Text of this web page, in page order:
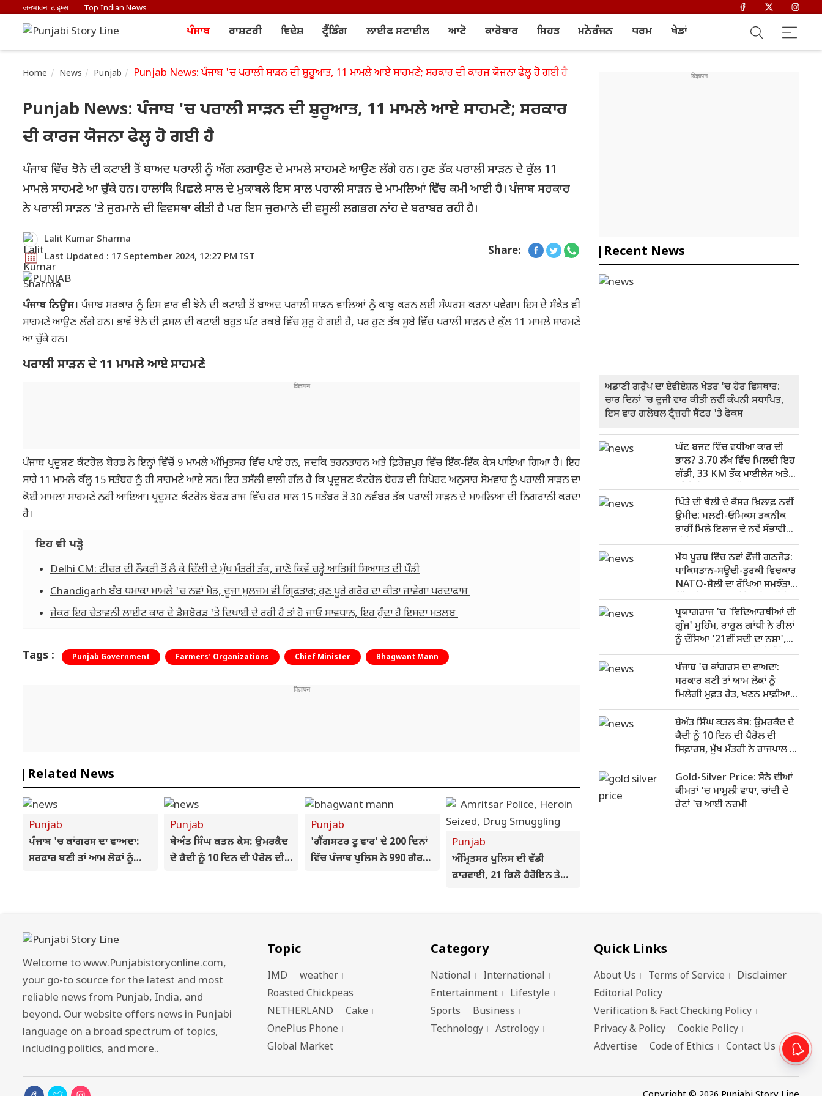
जनभावना टाइम्स Top Indian News
ਪੰਜਾਬ ਰਾਸ਼ਟਰੀ ਵਿਦੇਸ਼ ਟ੍ਰੈਂਡਿੰਗ ਲਾਈਫ ਸਟਾਈਲ ਆਟੋ ਕਾਰੋਬਾਰ ਸਿਹਤ ਮਨੋਰੰਜਨ ਧਰਮ ਖੇਡਾਂ
Home News Punjab Punjab News: ਪੰਜਾਬ 'ਚ ਪਰਾਲੀ ਸਾੜਨ ਦੀ ਸ਼ੁਰੂਆਤ, 11 ਮਾਮਲੇ ਆਏ ਸਾਹਮਣੇ; ਸਰਕਾਰ ਦੀ ਕਾਰਜ ਯੋਜਨਾ ਫੇਲ੍ਹ ਹੋ ਗਈ ਹੈ
Punjab News: ਪੰਜਾਬ 'ਚ ਪਰਾਲੀ ਸਾੜਨ ਦੀ ਸ਼ੁਰੂਆਤ, 11 ਮਾਮਲੇ ਆਏ ਸਾਹਮਣੇ; ਸਰਕਾਰ
ਦੀ ਕਾਰਜ ਯੋਜਨਾ ਫੇਲ੍ਹ ਹੋ ਗਈ ਹੈ
ਪੰਜਾਬ ਵਿੱਚ ਝੋਨੇ ਦੀ ਕਟਾਈ ਤੋਂ ਬਾਅਦ ਪਰਾਲੀ ਨੂੰ ਅੱਗ ਲਗਾਉਣ ਦੇ ਮਾਮਲੇ ਸਾਹਮਣੇ ਆਉਣ ਲੱਗੇ ਹਨ। ਹੁਣ ਤੱਕ ਪਰਾਲੀ ਸਾੜਨ ਦੇ ਕੁੱਲ 11
ਮਾਮਲੇ ਸਾਹਮਣੇ ਆ ਚੁੱਕੇ ਹਨ। ਹਾਲਾਂਕਿ ਪਿਛਲੇ ਸਾਲ ਦੇ ਮੁਕਾਬਲੇ ਇਸ ਸਾਲ ਪਰਾਲੀ ਸਾੜਨ ਦੇ ਮਾਮਲਿਆਂ ਵਿੱਚ ਕਮੀ ਆਈ ਹੈ। ਪੰਜਾਬ ਸਰਕਾਰ
ਨੇ ਪਰਾਲੀ ਸਾੜਨ 'ਤੇ ਜੁਰਮਾਨੇ ਦੀ ਵਿਵਸਥਾ ਕੀਤੀ ਹੈ ਪਰ ਇਸ ਜੁਰਮਾਨੇ ਦੀ ਵਸੂਲੀ ਲਗਭਗ ਨਾਂਹ ਦੇ ਬਰਾਬਰ ਰਹੀ ਹੈ।
Lalit Kumar Sharma
Last Updated : 17 September 2024, 12:27 PM IST
Share:
ਪੰਜਾਬ ਨਿਊਜ। ਪੰਜਾਬ ਸਰਕਾਰ ਨੂੰ ਇਸ ਵਾਰ ਵੀ ਝੋਨੇ ਦੀ ਕਟਾਈ ਤੋਂ ਬਾਅਦ ਪਰਾਲੀ ਸਾੜਨ ਵਾਲਿਆਂ ਨੂੰ ਕਾਬੂ ਕਰਨ ਲਈ ਸੰਘਰਸ਼ ਕਰਨਾ ਪਵੇਗਾ। ਇਸ ਦੇ ਸੰਕੇਤ ਵੀ
ਸਾਹਮਣੇ ਆਉਣ ਲੱਗੇ ਹਨ। ਭਾਵੇਂ ਝੋਨੇ ਦੀ ਫ਼ਸਲ ਦੀ ਕਟਾਈ ਬਹੁਤ ਘੱਟ ਰਕਬੇ ਵਿੱਚ ਸ਼ੁਰੂ ਹੋ ਗਈ ਹੈ, ਪਰ ਹੁਣ ਤੱਕ ਸੂਬੇ ਵਿੱਚ ਪਰਾਲੀ ਸਾੜਨ ਦੇ ਕੁੱਲ 11 ਮਾਮਲੇ ਸਾਹਮਣੇ
ਆ ਚੁੱਕੇ ਹਨ।
ਪਰਾਲੀ ਸਾੜਨ ਦੇ 11 ਮਾਮਲੇ ਆਏ ਸਾਹਮਣੇ
ਪੰਜਾਬ ਪ੍ਰਦੂਸ਼ਣ ਕੰਟਰੋਲ ਬੋਰਡ ਨੇ ਇਨ੍ਹਾਂ ਵਿੱਚੋਂ 9 ਮਾਮਲੇ ਅੰਮ੍ਰਿਤਸਰ ਵਿੱਚ ਪਾਏ ਹਨ, ਜਦਕਿ ਤਰਨਤਾਰਨ ਅਤੇ ਫ਼ਿਰੋਜ਼ਪੁਰ ਵਿੱਚ ਇੱਕ-ਇੱਕ ਕੇਸ ਪਾਇਆ ਗਿਆ ਹੈ। ਇਹ
ਸਾਰੇ 11 ਮਾਮਲੇ ਕੱਲ੍ਹ 15 ਸਤੰਬਰ ਨੂੰ ਹੀ ਸਾਹਮਣੇ ਆਏ ਸਨ। ਇਹ ਤਸੱਲੀ ਵਾਲੀ ਗੱਲ ਹੈ ਕਿ ਪ੍ਰਦੂਸ਼ਣ ਕੰਟਰੋਲ ਬੋਰਡ ਦੀ ਰਿਪੋਰਟ ਅਨੁਸਾਰ ਸੋਮਵਾਰ ਨੂੰ ਪਰਾਲੀ ਸਾੜਨ ਦਾ
ਕੋਈ ਮਾਮਲਾ ਸਾਹਮਣੇ ਨਹੀਂ ਆਇਆ। ਪ੍ਰਦੂਸ਼ਣ ਕੰਟਰੋਲ ਬੋਰਡ ਰਾਜ ਵਿੱਚ ਹਰ ਸਾਲ 15 ਸਤੰਬਰ ਤੋਂ 30 ਨਵੰਬਰ ਤੱਕ ਪਰਾਲੀ ਸਾੜਨ ਦੇ ਮਾਮਲਿਆਂ ਦੀ ਨਿਗਰਾਨੀ ਕਰਦਾ
ਹੈ।
ਇਹ ਵੀ ਪੜ੍ਹੋ
Delhi CM: ਟੀਚਰ ਦੀ ਨੌਕਰੀ ਤੋਂ ਲੈ ਕੇ ਦਿੱਲੀ ਦੇ ਮੁੱਖ ਮੰਤਰੀ ਤੱਕ, ਜਾਣੋ ਕਿਵੇਂ ਚੜ੍ਹੇ ਆਤਿਸ਼ੀ ਸਿਆਸਤ ਦੀ ਪੌੜੀ
Chandigarh ਬੰਬ ਧਮਾਕਾ ਮਾਮਲੇ 'ਚ ਨਵਾਂ ਮੋੜ, ਦੂਜਾ ਮੁਲਜ਼ਮ ਵੀ ਗ੍ਰਿਫਤਾਰ; ਹੁਣ ਪੂਰੇ ਗਰੋਹ ਦਾ ਕੀਤਾ ਜਾਵੇਗਾ ਪਰਦਾਫਾਸ਼
ਜੇਕਰ ਇਹ ਚੇਤਾਵਨੀ ਲਾਈਟ ਕਾਰ ਦੇ ਡੈਸ਼ਬੋਰਡ 'ਤੇ ਦਿਖਾਈ ਦੇ ਰਹੀ ਹੈ ਤਾਂ ਹੋ ਜਾਓ ਸਾਵਧਾਨ, ਇਹ ਹੁੰਦਾ ਹੈ ਇਸਦਾ ਮਤਲਬ
Tags : Punjab Government Farmers' Organizations Chief Minister Bhagwant Mann
Related News
Punjab
ਪੰਜਾਬ 'ਚ ਕਾਂਗਰਸ ਦਾ ਵਾਅਦਾ:
ਸਰਕਾਰ ਬਣੀ ਤਾਂ ਆਮ ਲੋਕਾਂ ਨੂੰ
Punjab
ਬੇਅੰਤ ਸਿੰਘ ਕਤਲ ਕੇਸ: ਉਮਰਕੈਦ
ਦੇ ਕੈਦੀ ਨੂੰ 10 ਦਿਨ ਦੀ ਪੈਰੋਲ ਦੀ
Punjab
'ਗੈਂਗਸਟਰ ਟੂ ਵਾਰ' ਦੇ 200 ਦਿਨਾਂ
ਵਿੱਚ ਪੰਜਾਬ ਪੁਲਿਸ ਨੇ 990 ਗੈਰ-
Punjab
ਅੰਮ੍ਰਿਤਸਰ ਪੁਲਿਸ ਦੀ ਵੱਡੀ
ਕਾਰਵਾਈ, 21 ਕਿਲੋ ਹੈਰੋਇਨ ਤੇ
Recent News
ਅਡਾਣੀ ਗਰੁੱਪ ਦਾ ਏਵੀਏਸ਼ਨ ਖੇਤਰ 'ਚ ਹੋਰ ਵਿਸਥਾਰ:
ਚਾਰ ਦਿਨਾਂ 'ਚ ਦੂਜੀ ਵਾਰ ਕੀਤੀ ਨਵੀਂ ਕੰਪਨੀ ਸਥਾਪਿਤ,
ਇਸ ਵਾਰ ਗਲੋਬਲ ਟ੍ਰੈਜ਼ਰੀ ਸੈਂਟਰ 'ਤੇ ਫੋਕਸ
ਘੱਟ ਬਜਟ ਵਿੱਚ ਵਧੀਆ ਕਾਰ ਦੀ
ਭਾਲ? 3.70 ਲੱਖ ਵਿੱਚ ਮਿਲਦੀ ਇਹ
ਗੱਡੀ, 33 KM ਤੱਕ ਮਾਈਲੇਜ ਅਤੇ
ਭਰੋਸੇਮੰਦ ਪਰਫਾਰਮੈਂਸ
ਪਿੱਤੇ ਦੀ ਥੈਲੀ ਦੇ ਕੈਂਸਰ ਖ਼ਿਲਾਫ਼ ਨਵੀਂ
ਉਮੀਦ: ਮਲਟੀ-ਓਮਿਕਸ ਤਕਨੀਕ
ਰਾਹੀਂ ਮਿਲੇ ਇਲਾਜ ਦੇ ਨਵੇਂ ਸੰਭਾਵੀ
ਟੀਚੇ
ਮੱਧ ਪੂਰਬ ਵਿੱਚ ਨਵਾਂ ਫੌਜੀ ਗਠਜੋੜ:
ਪਾਕਿਸਤਾਨ-ਸਊਦੀ-ਤੁਰਕੀ ਵਿਚਕਾਰ
NATO-ਸ਼ੈਲੀ ਦਾ ਰੱਖਿਆ ਸਮਝੌਤਾ,
ਇੱਕ 'ਤੇ ਹਮਲਾ ਤਾਂ ਤਿੰਨਾਂ ਨੂੰ ਚੁਣੌਤੀ
ਪ੍ਰਯਾਗਰਾਜ 'ਚ 'ਵਿਦਿਆਰਥੀਆਂ ਦੀ
ਗੂੰਜ' ਮੁਹਿੰਮ, ਰਾਹੁਲ ਗਾਂਧੀ ਨੇ ਰੀਲਾਂ
ਨੂੰ ਦੱਸਿਆ '21ਵੀਂ ਸਦੀ ਦਾ ਨਸ਼ਾ',
ਨੌਜਵਾਨਾਂ ਦੀ ਬੇਰੁਜ਼ਗਾਰੀ 'ਤੇ ਕੱਸਿਆ
ਤੰਜ਼
ਪੰਜਾਬ 'ਚ ਕਾਂਗਰਸ ਦਾ ਵਾਅਦਾ:
ਸਰਕਾਰ ਬਣੀ ਤਾਂ ਆਮ ਲੋਕਾਂ ਨੂੰ
ਮਿਲੇਗੀ ਮੁਫ਼ਤ ਰੇਤ, ਖਣਨ ਮਾਫ਼ੀਆ
'ਤੇ ਹੋਵੇਗੀ ਸਖ਼ਤ ਕਾਰਵਾਈ
ਬੇਅੰਤ ਸਿੰਘ ਕਤਲ ਕੇਸ: ਉਮਰਕੈਦ ਦੇ
ਕੈਦੀ ਨੂੰ 10 ਦਿਨ ਦੀ ਪੈਰੋਲ ਦੀ
ਸਿਫ਼ਾਰਸ਼, ਮੁੱਖ ਮੰਤਰੀ ਨੇ ਰਾਜਪਾਲ ਨੂੰ
ਲਿਖਿਆ ਪੱਤਰ
Gold-Silver Price: ਸੋਨੇ ਦੀਆਂ
ਕੀਮਤਾਂ 'ਚ ਮਾਮੂਲੀ ਵਾਧਾ, ਚਾਂਦੀ ਦੇ
ਰੇਟਾਂ 'ਚ ਆਈ ਨਰਮੀ
Welcome to www.Punjabistoryonline.com,
your go-to source for the latest and most
reliable news from Punjab, India, and
beyond. Our website offers news in Punjabi
language on a broad spectrum of topics,
including politics, and more..
Topic
IMD
weather
Roasted Chickpeas
NETHERLAND
Cake
OnePlus Phone
Global Market
Category
National
International
Entertainment
Lifestyle
Sports
Business
Technology
Astrology
Quick Links
About Us Terms of Service
Disclaimer
Editorial Policy
Verification & Fact Checking Policy
Privacy & Policy
Cookie Policy
Advertise
Code of Ethics Contact Us